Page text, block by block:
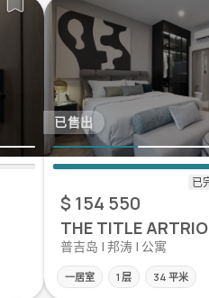
已售出
$ 154 550
THE TITLE ARTRIO
普吉岛 | 邦涛 | 公寓
一居室 1 层 34 平米